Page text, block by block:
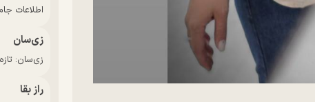
اطلاعات
زی‌سان
زی‌سان:
راز بقا